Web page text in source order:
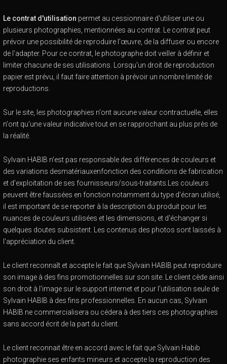
Le contrat d'utilisation permet au cessionnaire d'utiliser une ou
plusieurs photographies, mentionnées au contrat. Le contrat peut
prévoir une possibilité de reproduire l'œuvre, de la diffuser ou encore
de l'adapter. Pour ce contrat, le photographe doit veiller à définir et
limiter chacune de ses utilisations. Lorsqu'un droit de reproduction
papier est prévu, il faut faire attention à prévoir un nombre limité de
reproductions.
Sur le site, les photographies n'ont aucune valeur contractuelle, elles
n'ont qu'une valeur indicative tout en se rapprochant au plus près de
la réalité.
Sylvain HABIB n'est pas responsable des différences de couleurs et
des variations desmatériauxenfonction des conditions de fabrication
et d'exploitation de ses fournisseurs/sous-traitants.Les couleurs
peuvent être faussées en fonction notamment du type d'écran utilisé,
il est important de se reporter à la description du produit pour les
nuances de couleurs utilisées et les dimensions, et d'échanger si
quelques doutes subsistent. Les contenus des photos sont laissés à
l'appréciation du client.
Le client reconnaît et accepte le fait que Sylvain HABIB peut reproduire
son image à des fins promotionnelles sur son site. Le client cède ainsi
son droit à l'image sur le support internet et pour l'utilisation seule de
Sylvain HABIB à des fins professionnelles. En aucun cas, Sylvain
HABIB ne commercialisera ou cédera à des tiers ces photographies
sans accord écrit de la part du client.
Le client reconnait être en accord avec le fait que Sylvain Habib
photographie ses enfants mineurs et accepte la reproduction des